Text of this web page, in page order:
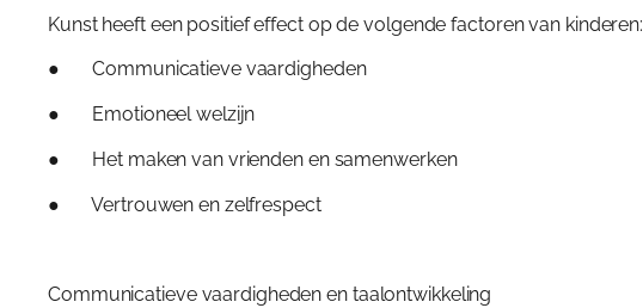
Kunst heeft een positief effect op de volgende factoren van kinderen:
● Communicatieve vaardigheden
● Emotioneel welzijn
● Het maken van vrienden en samenwerken
● Vertrouwen en zelfrespect
Communicatieve vaardigheden en taalontwikkeling